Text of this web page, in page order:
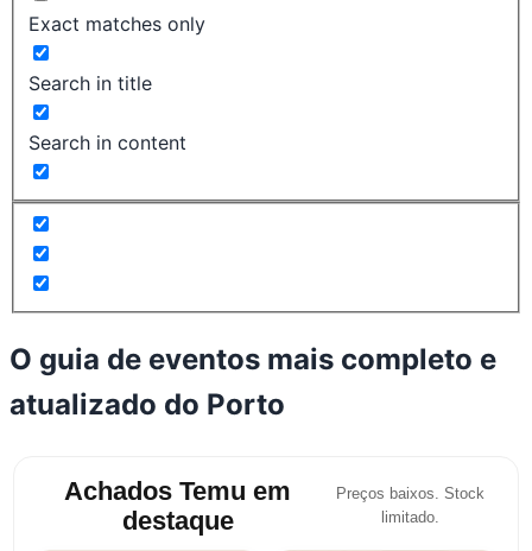
Exact matches only
Search in title
Search in content
O guia de eventos mais completo e
atualizado do Porto
Achados Temu em
destaque
Preços baixos. Stock
limitado.